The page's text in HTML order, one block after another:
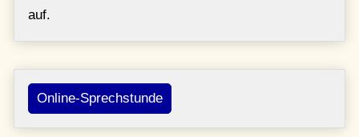
auf.
Online-Sprechstunde